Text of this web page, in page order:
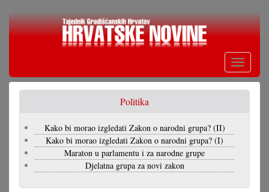
Skoči
Toggle
Politika
Kako bi morao izgledati Zakon o narodni grupa? (II)
Kako bi morao izgledati Zakon o narodni grupa? (I)
Maraton u parlamentu i za narodne grupe
Djelatna grupa za novi zakon